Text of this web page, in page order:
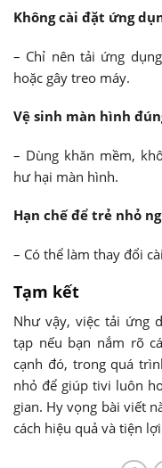
Không cài đặt ứng
– Chỉ nên tải ứng
hoặc gây treo máy.
Vệ sinh màn hình
– Dùng khăn mềm,
hư hại màn hình.
Hạn chế để trẻ nhỏ
– Có thể làm thay đổi
Tạm kết
Như vậy, việc tải ứng
tạp nếu bạn nắm rõ
cạnh đó, trong quá
nhỏ để giúp tivi luôn
gian. Hy vọng bài viết
cách hiệu quả và tiện